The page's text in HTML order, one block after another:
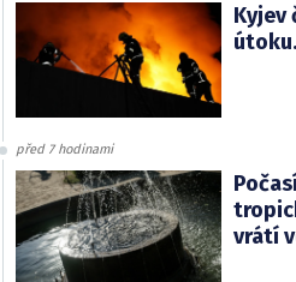
Kyjev
před 7 hodinami
vrátí